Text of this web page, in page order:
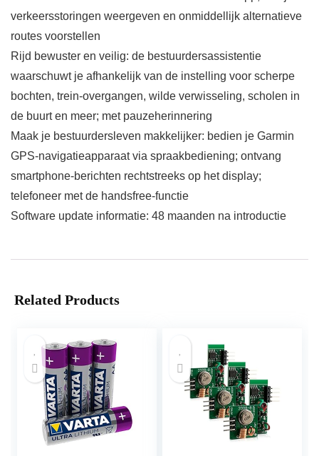
verkeersstoringen weergeven en onmiddellijk alternatieve
routes voorstellen
Rijd bewuster en veilig: de bestuurdersassistentie
waarschuwt je afhankelijk van de instelling voor scherpe
bochten, trein-overgangen, wilde verwisseling, scholen in
de buurt en meer; met pauzeherinnering
Maak je bestuurdersleven makkelijker: bedien je Garmin
GPS-navigatieapparaat via spraakbediening; ontvang
smartphone-berichten rechtstreeks op het display;
telefoneer met de handsfree-functie
Software update informatie: 48 maanden na introductie
Related Products